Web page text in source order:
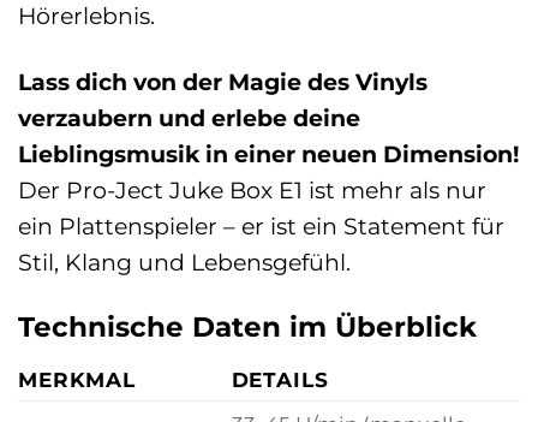
Hörerlebnis.
Lass dich von der Magie des Vinyls
verzaubern und erlebe deine
Lieblingsmusik in einer neuen Dimension!
Der Pro-Ject Juke Box E1 ist mehr als nur
ein Plattenspieler – er ist ein Statement für
Stil, Klang und Lebensgefühl.
Technische Daten im Überblick
MERKMAL
DETAILS